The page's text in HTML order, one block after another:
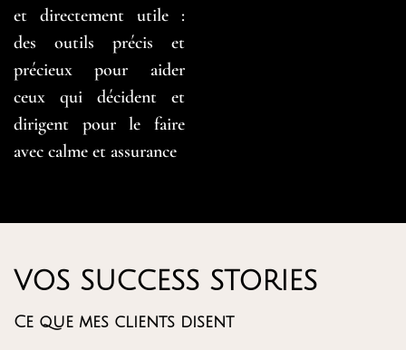
et directement utile :
des outils précis et
précieux pour aider
ceux qui décident et
dirigent pour le faire
avec calme et assurance
VOS SUCCESS STORIES
Ce que mes clients disent